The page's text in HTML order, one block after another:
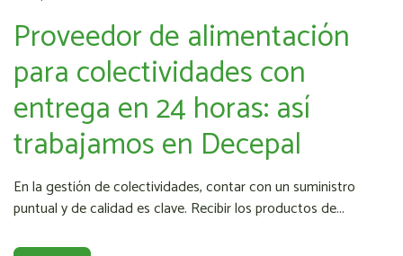
Proveedor de alimentación
para colectividades con
entrega en 24 horas: así
trabajamos en Decepal
En la gestión de colectividades, contar con un suministro
puntual y de calidad es clave. Recibir los productos de...